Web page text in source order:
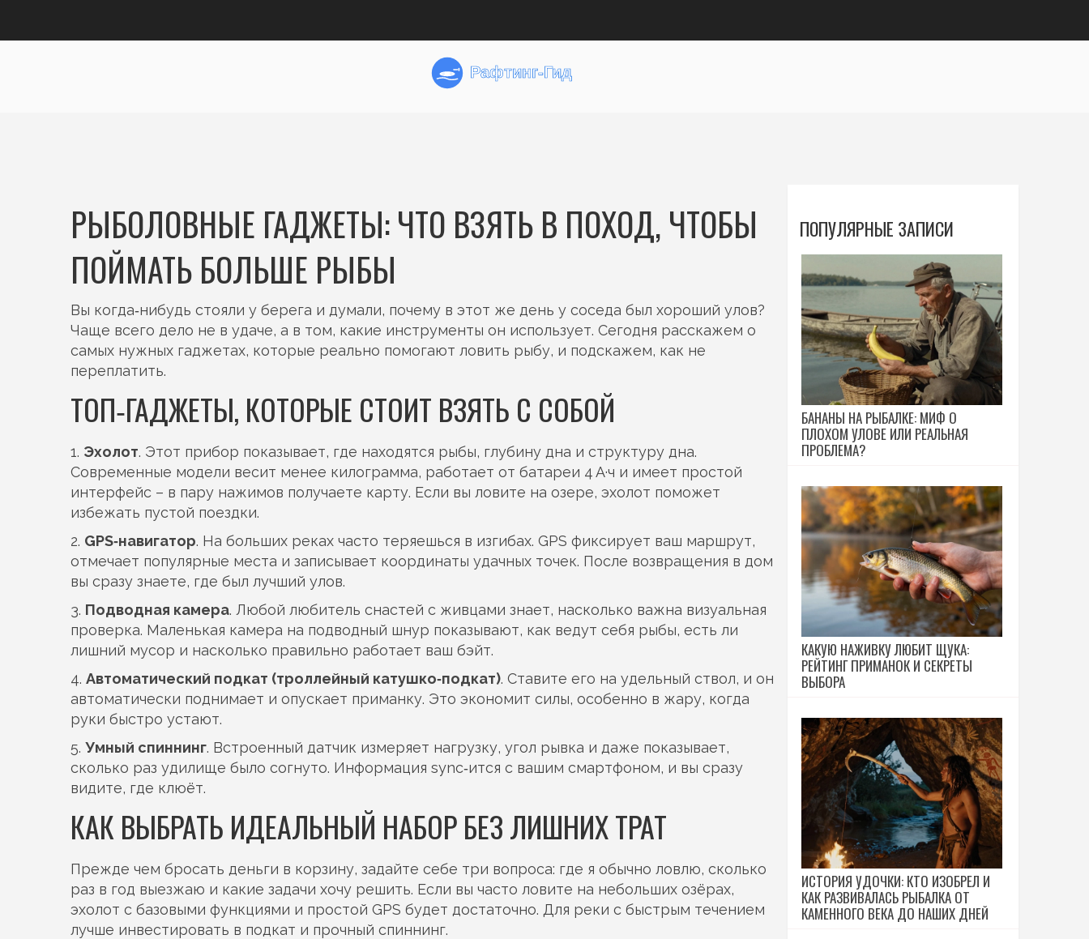
РЫБОЛОВНЫЕ ГАДЖЕТЫ: ЧТО ВЗЯТЬ В ПОХОД, ЧТОБЫ
ПОЙМАТЬ БОЛЬШЕ РЫБЫ
Вы когда‑нибудь стояли у берега и думали, почему в этот же день у соседа был хороший улов?
Чаще всего дело не в удаче, а в том, какие инструменты он использует. Сегодня расскажем о
самых нужных гаджетах, которые реально помогают ловить рыбу, и подскажем, как не
переплатить.
ТОП‑ГАДЖЕТЫ, КОТОРЫЕ СТОИТ ВЗЯТЬ С СОБОЙ
1. Эхолот. Этот прибор показывает, где находятся рыбы, глубину дна и структуру дна.
Современные модели весит менее килограмма, работает от батареи 4 А·ч и имеет простой
интерфейс – в пару нажимов получаете карту. Если вы ловите на озере, эхолот поможет
избежать пустой поездки.
2. GPS‑навигатор. На больших реках часто теряешься в изгибах. GPS фиксирует ваш маршрут,
отмечает популярные места и записывает координаты удачных точек. После возвращения в дом
вы сразу знаете, где был лучший улов.
3. Подводная камера. Любой любитель снастей с живцами знает, насколько важна визуальная
проверка. Маленькая камера на подводный шнур показывают, как ведут себя рыбы, есть ли
лишний мусор и насколько правильно работает ваш бэйт.
4. Автоматический подкат (троллейный катушко‑подкат). Ставите его на удельный ствол, и он
автоматически поднимает и опускает приманку. Это экономит силы, особенно в жару, когда
руки быстро устают.
5. Умный спиннинг. Встроенный датчик измеряет нагрузку, угол рывка и даже показывает,
сколько раз удилище было согнуто. Информация sync‑ится с вашим смартфоном, и вы сразу
видите, где клюёт.
КАК ВЫБРАТЬ ИДЕАЛЬНЫЙ НАБОР БЕЗ ЛИШНИХ ТРАТ
Прежде чем бросать деньги в корзину, задайте себе три вопроса: где я обычно ловлю, сколько
раз в год выезжаю и какие задачи хочу решить. Если вы часто ловите на небольших озёрах,
эхолот с базовыми функциями и простой GPS будет достаточно. Для реки с быстрым течением
лучше инвестировать в подкат и прочный спиннинг.
ПОПУЛЯРНЫЕ ЗАПИСИ
БАНАНЫ НА РЫБАЛКЕ: МИФ О
ПЛОХОМ УЛОВЕ ИЛИ РЕАЛЬНАЯ
ПРОБЛЕМА?
КАКУЮ НАЖИВКУ ЛЮБИТ ЩУКА:
РЕЙТИНГ ПРИМАНОК И СЕКРЕТЫ
ВЫБОРА
ИСТОРИЯ УДОЧКИ: КТО ИЗОБРЕЛ И
КАК РАЗВИВАЛАСЬ РЫБАЛКА ОТ
КАМЕННОГО ВЕКА ДО НАШИХ ДНЕЙ